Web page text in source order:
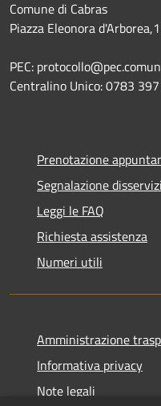
Comune di Cabras
Piazza Eleonora
PEC:
Centralino Unico: 0783
Prenotazione
Segnalazione
Leggi le FAQ
Richiesta assistenza
Numeri utili
Amministrazione
Informativa privacy
Note legali